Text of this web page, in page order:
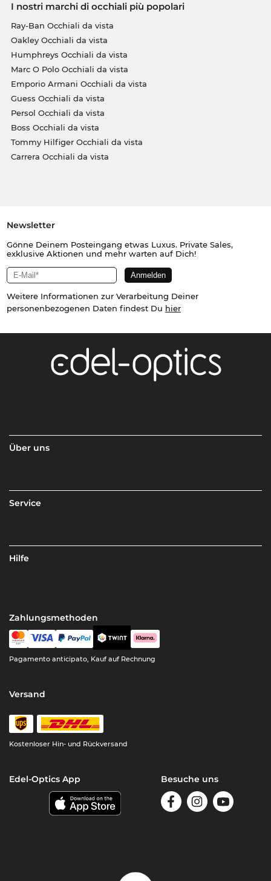
I nostri marchi di occhiali più popolari
Ray-Ban Occhiali da vista
Oakley Occhiali da vista
Humphreys Occhiali da vista
Marc O Polo Occhiali da vista
Emporio Armani Occhiali da vista
Guess Occhiali da vista
Persol Occhiali da vista
Boss Occhiali da vista
Tommy Hilfiger Occhiali da vista
Carrera Occhiali da vista
Newsletter
Gönne Deinem Posteingang etwas Luxus. Private Sales,
exklusive Aktionen und mehr warten auf Dich!
Weitere Informationen zur Verarbeitung Deiner
personenbezogenen Daten findest Du hier
Über uns
Service
Hilfe
Zahlungsmethoden
Pagamento anticipato, Kauf auf Rechnung
Versand
Kostenloser Hin- und Rückversand
Edel-Optics App Besuche uns